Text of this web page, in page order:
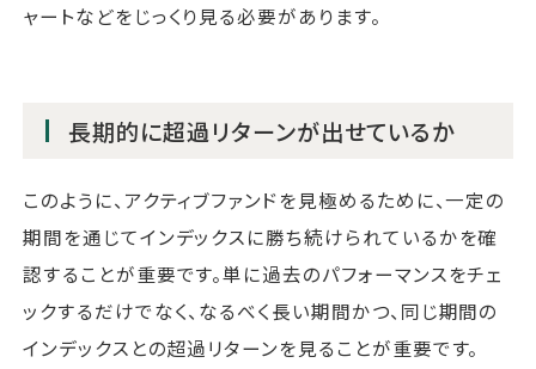
ャートなどをじっくり見る必要があります。
長期的に超過リターンが出せているか
このように、アクティブファンドを見極めるために、一定の
期間を通じてインデックスに勝ち続けられているかを確
認することが重要です。単に過去のパフォーマンスをチェ
ックするだけでなく、なるべく長い期間かつ、同じ期間の
インデックスとの超過リターンを見ることが重要です。